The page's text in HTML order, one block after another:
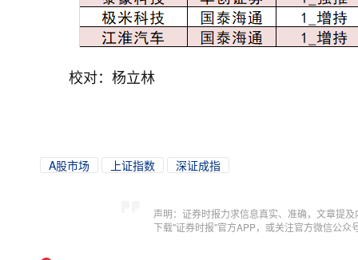
校对：杨立林
A股市场 上证指数 深证成指
声明：证券时报力求信息真实、准确，文章提
下载"证券时报"官方APP，或关注官方微信公